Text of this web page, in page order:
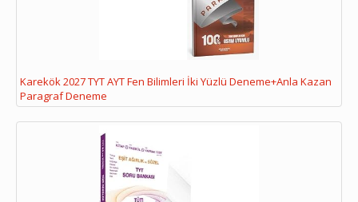
Karekök 2027 TYT AYT Fen Bilimleri İki Yüzlü Deneme+Anla Kazan
Paragraf Deneme